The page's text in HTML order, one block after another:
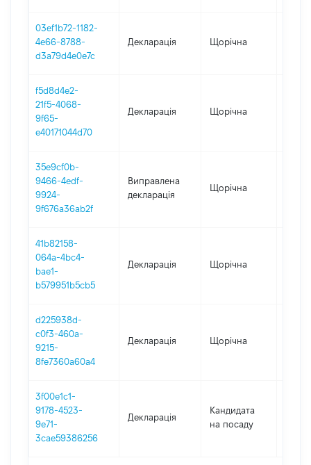
03ef1b72-1182-
4e66-8788-
d3a79d4e0e7c
Декларація Щорічна
f5d8d4e2-
21f5-4068-
9f65-
e40171044d70
Декларація Щорічна
35e9cf0b-
9466-4edf-
9924-
9f676a36ab2f
Виправлена
декларація
Щорічна
41b82158-
064a-4bc4-
bae1-
b579951b5cb5
Декларація Щорічна
d225938d-
c0f3-460a-
9215-
8fe7360a60a4
Декларація Щорічна
3f00e1c1-
9178-4523-
9e71-
3cae59386256
Декларація
Кандидата
на посаду